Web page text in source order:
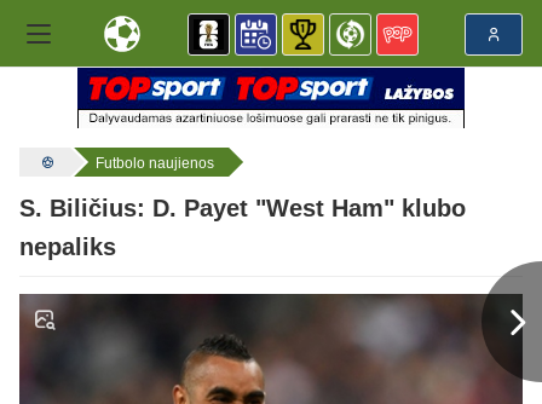
Futbolo naujienos
S. Biličius: D. Payet "West Ham" klubo
nepaliks